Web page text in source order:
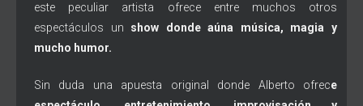
este peculiar artista ofrece entre muchos otros
espectáculos un show donde aúna música, magia y
mucho humor.
Sin duda una apuesta original donde Alberto ofrece